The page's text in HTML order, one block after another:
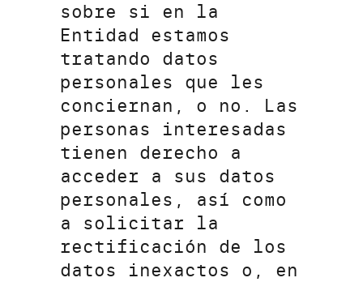
sobre si en la
Entidad estamos
tratando datos
personales que les
conciernan, o no. Las
personas interesadas
tienen derecho a
acceder a sus datos
personales, así como
a solicitar la
rectificación de los
datos inexactos o, en